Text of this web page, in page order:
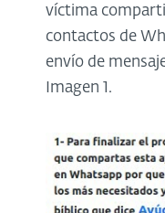
víctima
contactos de
envío de
Imagen 1.